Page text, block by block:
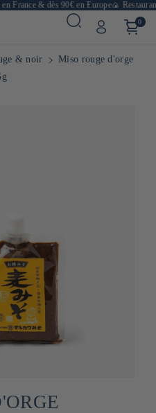
France & dès 90€ en Europe🍙
0
& noir
Miso rouge d'orge